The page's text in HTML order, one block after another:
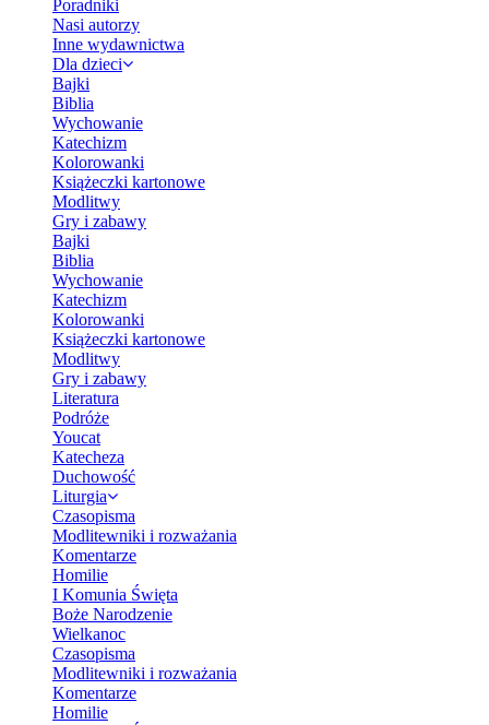
Poradniki
Nasi autorzy
Inne wydawnictwa
Dla dzieci
Bajki
Biblia
Wychowanie
Katechizm
Kolorowanki
Książeczki kartonowe
Modlitwy
Gry i zabawy
Bajki
Biblia
Wychowanie
Katechizm
Kolorowanki
Książeczki kartonowe
Modlitwy
Gry i zabawy
Literatura
Podróże
Youcat
Katecheza
Duchowość
Liturgia
Czasopisma
Modlitewniki i rozważania
Komentarze
Homilie
I Komunia Święta
Boże Narodzenie
Wielkanoc
Czasopisma
Modlitewniki i rozważania
Komentarze
Homilie